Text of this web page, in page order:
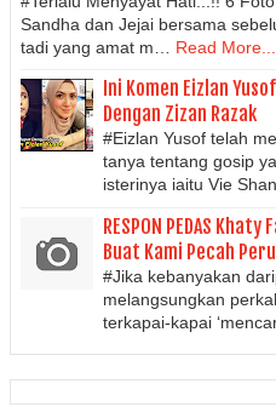
Sandha dan Jejai bersama
tadi yang amat m…
Read More...
Ini Komen Eizlan
Dengan Zizan Razak
#Eizlan Yusof telah
tanya tentang gosip
isterinya iaitu Vie
RESPON PEDAS
Buat Kami Pecah
#Jika kebanyakan
melangsungkan
terkapai-kapai